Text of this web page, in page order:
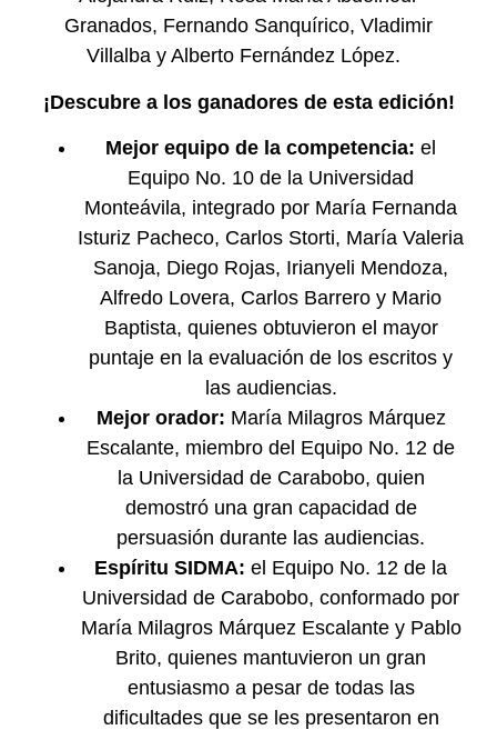
Granados, Fernando Sanquírico, Vladimir
Villalba y Alberto Fernández López.
¡Descubre a los ganadores de esta edición!
Mejor equipo de la competencia: el
Equipo No. 10 de la Universidad
Monteávila, integrado por María Fernanda
Isturiz Pacheco, Carlos Storti, María Valeria
Sanoja, Diego Rojas, Irianyeli Mendoza,
Alfredo Lovera, Carlos Barrero y Mario
Baptista, quienes obtuvieron el mayor
puntaje en la evaluación de los escritos y
las audiencias.
Mejor orador: María Milagros Márquez
Escalante, miembro del Equipo No. 12 de
la Universidad de Carabobo, quien
demostró una gran capacidad de
persuasión durante las audiencias.
Espíritu SIDMA: el Equipo No. 12 de la
Universidad de Carabobo, conformado por
María Milagros Márquez Escalante y Pablo
Brito, quienes mantuvieron un gran
entusiasmo a pesar de todas las
dificultades que se les presentaron en